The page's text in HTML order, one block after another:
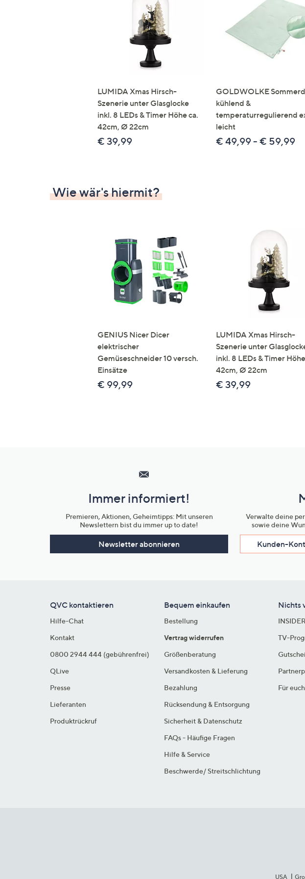
Touch-
Geräten
rechts,
um
diese
anzuzeigen.
LUMIDA Xmas Hirsch-
Szenerie unter Glasglocke
inkl. 8 LEDs & Timer Höhe ca.
42cm, Ø 22cm
€ 39,99
GOLDWOLKE
kühlend &
temperaturregulierend
leicht
€ 49,99 - € 59,99
Wie wär's hiermit?
GENIUS Nicer Dicer
elektrischer
Gemüseschneider 10 versch.
Einsätze
€ 99,99
LUMIDA Xmas Hirsch-
Szenerie unter
inkl. 8 LEDs & Timer
42cm, Ø 22cm
€ 39,99
Unternehmensinformationen
Immer informiert!
Premieren, Aktionen, Geheimtipps: Mit unseren
Newslettern bist du immer up to date!
Newsletter abonnieren
Verwalte deine
sowie deine
Kunden-
QVC kontaktieren
Hilfe-Chat
Kontakt
0800 2944 444 (gebührenfrei)
QLive
Presse
Lieferanten
Produktrückruf
Bequem einkaufen
Bestellung
Vertrag widerrufen
Größenberatung
Versandkosten & Lieferung
Bezahlung
Rücksendung & Entsorgung
Sicherheit & Datenschutz
FAQs - Häufige Fragen
Hilfe & Service
Beschwerde/ Streitschlichtung
Nichts
TV-
Für
USA